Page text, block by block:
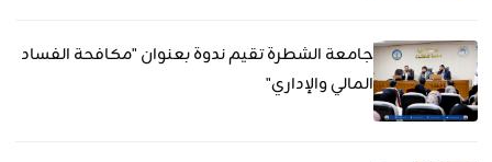
جامعة الشطرة تقيم ندوة بعنوان "مكافحة الفساد
المالي والإداري"